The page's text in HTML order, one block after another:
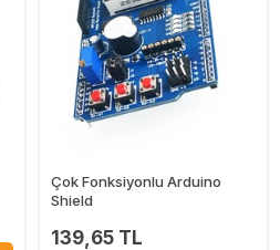
Çok Fonksiyonlu Arduino
Shield
139,65 TL